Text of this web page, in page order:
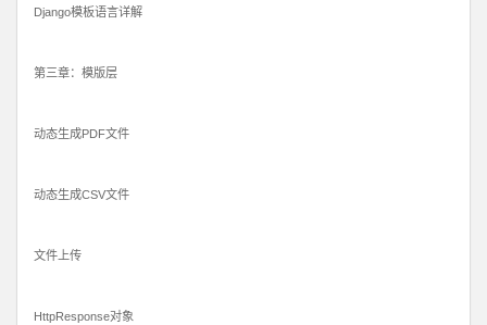
Django模板语言详解
第三章：模版层
动态生成PDF文件
动态生成CSV文件
文件上传
HttpResponse对象